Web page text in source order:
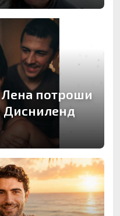
Лена потроши
Дисниленд